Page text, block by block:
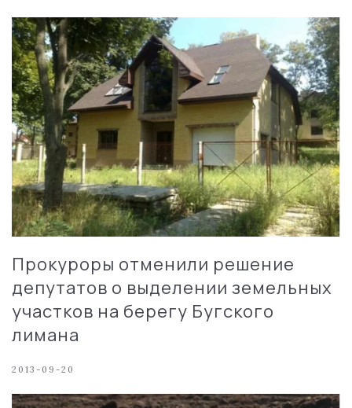
Прокуроры отменили решение
депутатов о выделении земельных
участков на берегу Бугского
лимана
2013-09-20